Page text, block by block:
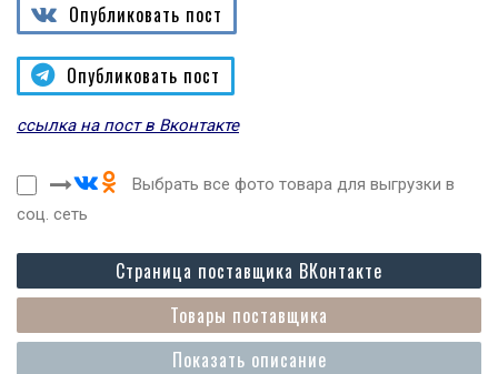
Опубликовать пост
Опубликовать пост
ссылка на пост в Вконтакте
Выбрать все фото товара для выгрузки в
соц. сеть
Показать описание
Товары поставщика
Страница поставщика ВКонтакте